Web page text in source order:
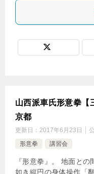
山西派車氏形意拳【
京都
更新日： 2017年6月23日
形意拳
講習会
『形意拳』。 地面と
如き縦円の身体操作「